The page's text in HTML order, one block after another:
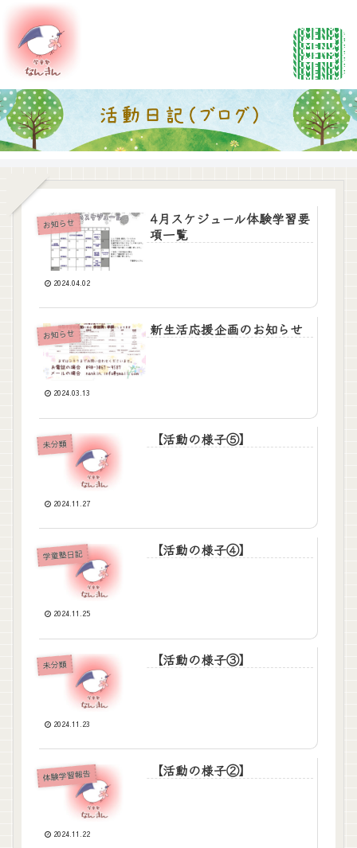
お知らせ
4月スケジュール体験学習要
項一覧
2024.04.02
お知らせ 新生活応援企画のお知らせ
2024.03.13
未分類 【活動の様子⑤】
2024.11.27
学童塾日記 【活動の様子④】
2024.11.25
未分類 【活動の様子③】
2024.11.23
体験学習報告 【活動の様子②】
2024.11.22